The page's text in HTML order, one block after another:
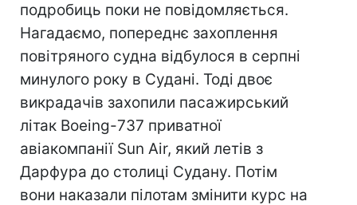
подробиць поки не повідомляється.
Нагадаємо, попереднє захоплення
повітряного судна відбулося в серпні
минулого року в Судані. Тоді двоє
викрадачів захопили пасажирський
літак Boeing-737 приватної
авіакомпанії Sun Air, який летів з
Дарфура до столиці Судану. Потім
вони наказали пілотам змінити курс на